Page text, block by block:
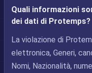
Quali informazioni
dei dati di Protemps?
La violazione di
elettronica, Generi,
Nomi, Nazionalità,